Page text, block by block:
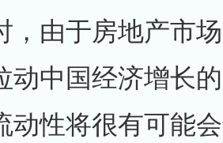
，由于房地产市
动中国经济增长
动性将很有可能